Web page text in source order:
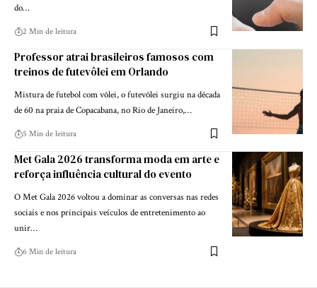
do…
2 Min de leitura
Professor atrai brasileiros famosos com
treinos de futevôlei em Orlando
Mistura de futebol com vôlei, o futevôlei surgiu na década
de 60 na praia de Copacabana, no Rio de Janeiro,…
5 Min de leitura
Met Gala 2026 transforma moda em arte e
reforça influência cultural do evento
O Met Gala 2026 voltou a dominar as conversas nas redes
sociais e nos principais veículos de entretenimento ao
unir…
6 Min de leitura